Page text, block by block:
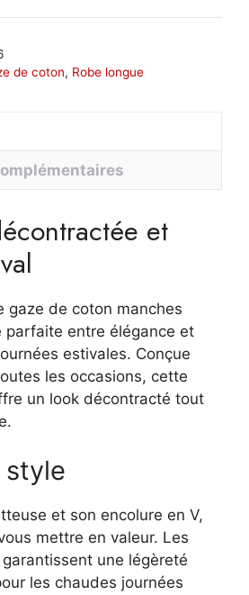
de coton, Robe longue
et
gaze de coton manches
parfaite entre élégance et
estivales. Conçue
les occasions, cette
un look décontracté tout
et son encolure en V,
mettre en valeur. Les
une légèreté
les chaudes journées